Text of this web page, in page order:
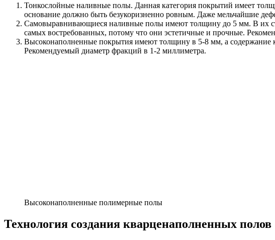
Тонкослойные наливные полы. Данная категория покрытий имеет
основание должно быть безукоризненно ровным. Даже мельчайшие
Самовыравнивающиеся наливные полы имеют толщину до 5 мм. В их
самых востребованных, потому что они эстетичные и прочные.
Высоконаполненные покрытия имеют толщину в 5-8 мм, а содержание
Рекомендуемый диаметр фракций в 1-2 миллиметра.
Высоконаполненные полимерные полы
Технология создания кварценаполненных полов